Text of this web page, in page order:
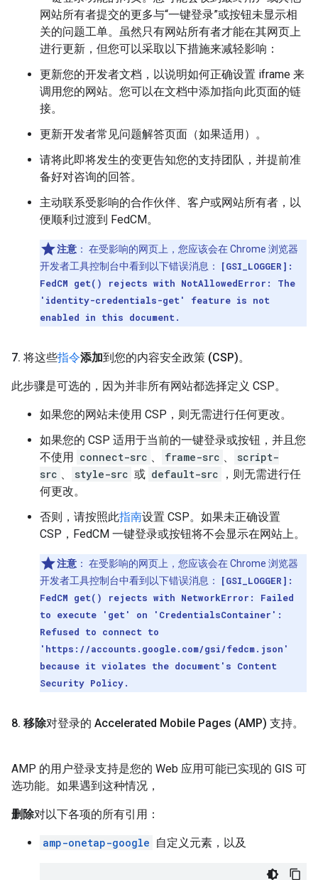
网站所有者提交的更多与“一键登录”或按钮未显示相
关的问题工单。虽然只有网站所有者才能在其网页上
进行更新，但您可以采取以下措施来减轻影响：
更新您的开发者文档，以说明如何正确设置 iframe 来
调用您的网站。您可以在文档中添加指向此页面的链
接。
更新开发者常见问题解答页面（如果适用）。
请将此即将发生的变更告知您的支持团队，并提前准
备好对咨询的回答。
主动联系受影响的合作伙伴、客户或网站所有者，以
便顺利过渡到 FedCM。
注意 ： 在受影响的网页上，您应该会在 Chrome 浏览器
开发者工具控制台中看到以下错误消息：
[GSI_LOGGER]:
FedCM get() rejects with NotAllowedError: The
'identity-credentials-get' feature is not
enabled in this document.
7. 将这些指令添加到您的内容安全政策 (CSP)。
此步骤是可选的，因为并非所有网站都选择定义 CSP。
如果您的网站未使用 CSP，则无需进行任何更改。
如果您的 CSP 适用于当前的一键登录或按钮，并且您
不使用 connect-src 、 frame-src 、
script-
src 、 style-src 或 default-src
，则无需进行任
何更改。
否则，请按照此指南设置 CSP。如果未正确设置
CSP，FedCM 一键登录或按钮将不会显示在网站上。
注意 ： 在受影响的网页上，您应该会在 Chrome 浏览器
开发者工具控制台中看到以下错误消息：
[GSI_LOGGER]:
FedCM get() rejects with NetworkError: Failed
to execute 'get' on 'CredentialsContainer':
Refused to connect to
'https://accounts.google.com/gsi/fedcm.json'
because it violates the document's Content
Security Policy.
8. 移除对登录的 Accelerated Mobile Pages (AMP) 支持。
AMP 的用户登录支持是您的 Web 应用可能已实现的 GIS 可
选功能。如果遇到这种情况，
删除对以下各项的所有引用：
amp-onetap-google 自定义元素，以及